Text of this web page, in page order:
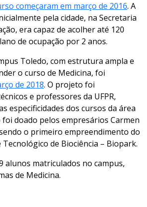
começaram em março de 2016. A
pela cidade, na Secretaria
era capaz de acolher até 120
de ocupação por 2 anos.
Toledo, com estrutura ampla e
o curso de Medicina, foi
de 2018. O projeto foi
e professores da UFPR,
especificidades dos cursos da área
foi doado pelos empresários Carmen
o primeiro empreendimento do
Tecnológico de Biociência – Biopark.
alunos matriculados no campus,
de Medicina.